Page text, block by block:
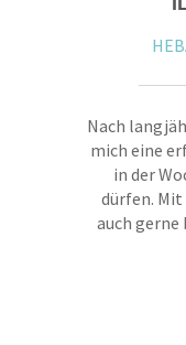
Nach
mich eine
in der
dürfen.
auch gerne